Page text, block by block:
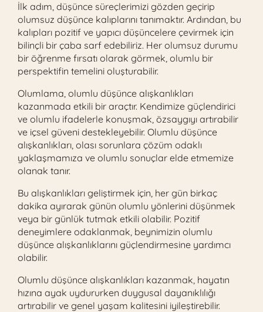
İlk adım, düşünce süreçlerimizi gözden geçirip
olumsuz düşünce kalıplarını tanımaktır. Ardından, bu
kalıpları pozitif ve yapıcı düşüncelere çevirmek için
bilinçli bir çaba sarf edebiliriz. Her olumsuz durumu
bir öğrenme fırsatı olarak görmek, olumlu bir
perspektifin temelini oluşturabilir.
Olumlama, olumlu düşünce alışkanlıkları
kazanmada etkili bir araçtır. Kendimize güçlendirici
ve olumlu ifadelerle konuşmak, özsaygıyı artırabilir
ve içsel güveni destekleyebilir. Olumlu düşünce
alışkanlıkları, olası sorunlara çözüm odaklı
yaklaşmamıza ve olumlu sonuçlar elde etmemize
olanak tanır.
Bu alışkanlıkları geliştirmek için, her gün birkaç
dakika ayırarak günün olumlu yönlerini düşünmek
veya bir günlük tutmak etkili olabilir. Pozitif
deneyimlere odaklanmak, beynimizin olumlu
düşünce alışkanlıklarını güçlendirmesine yardımcı
olabilir.
Olumlu düşünce alışkanlıkları kazanmak, hayatın
hızına ayak uydururken duygusal dayanıklılığı
artırabilir ve genel yaşam kalitesini iyileştirebilir.